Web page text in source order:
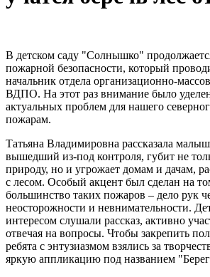
В детском саду "Солнышко"
пожарной безопасности, который
начальник отдела организационно-
ВДПО. На этот раз внимание было
актуальных проблем для нашего
пожарам.
Татьяна Владимировна рассказала
вышедший из-под контроля, губит не
природу, но и угрожает домам и дачам,
с лесом. Особый акцент был сделан на
большинство таких пожаров – дело рук
неосторожности и невнимательности.
интересом слушали рассказ, активно
отвечая на вопросы. Чтобы закрепить
ребята с энтузиазмом взялись за
яркую аппликацию под названием